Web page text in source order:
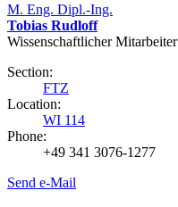
M. Eng. Dipl.-Ing.
Tobias Rudloff
Wissenschaftlicher Mitarbeiter
Section:
FTZ
Location:
WI 114
Phone:
+49 341 3076-1277
Send e-Mail